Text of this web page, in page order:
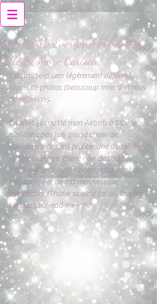
Rio jour 11: Everyone leaves Rio a
little bit more Carioca
Cet article-ci sera légèrement différent.
Moins de photos (beaucoup moins) et plus
de réflexions.
En effet, j’ai quitté mon Airbnb à 13h. Je
n’ai donc pas fais grand chose de
nouveau si ce n’est profiter une dernière
fois de la plage, d’une noix de coco
fraîche, d’un lunch à notre restaurant au
Kilo préféré et de ma merveilleuse
colocataire (Thank sweetie for all this trip,
I know you read me <3).